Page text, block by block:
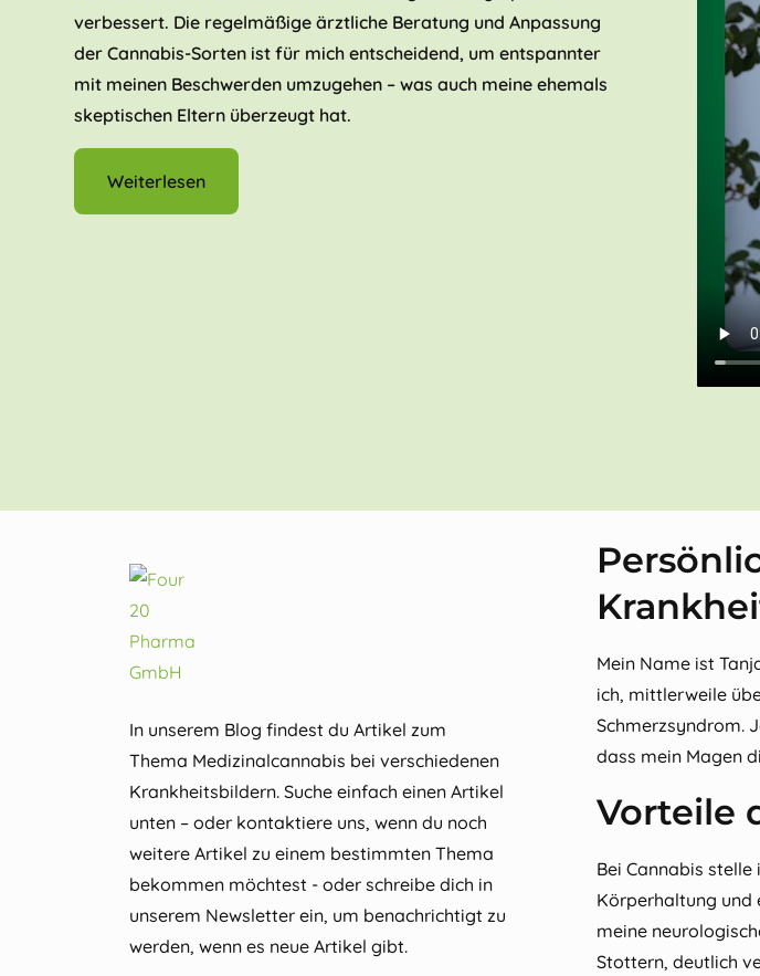
verbessert. Die regelmäßige ärztliche Beratung und Anpassung
der Cannabis-Sorten ist für mich entscheidend, um entspannter
mit meinen Beschwerden umzugehen – was auch meine ehemals
skeptischen Eltern überzeugt hat.
Weiterlesen
In unserem Blog findest du Artikel zum
Thema Medizinalcannabis bei verschiedenen
Krankheitsbildern. Suche einfach einen Artikel
unten – oder kontaktiere uns, wenn du noch
weitere Artikel zu einem bestimmten Thema
bekommen möchtest - oder schreibe dich in
unserem Newsletter ein, um benachrichtigt zu
werden, wenn es neue Artikel gibt.
Mein Name ist
ich, mittlerweile
Schmerzsyndrom.
dass mein Magen
Vorteile
Bei Cannabis
Körperhaltung und
meine
Stottern, deutlich